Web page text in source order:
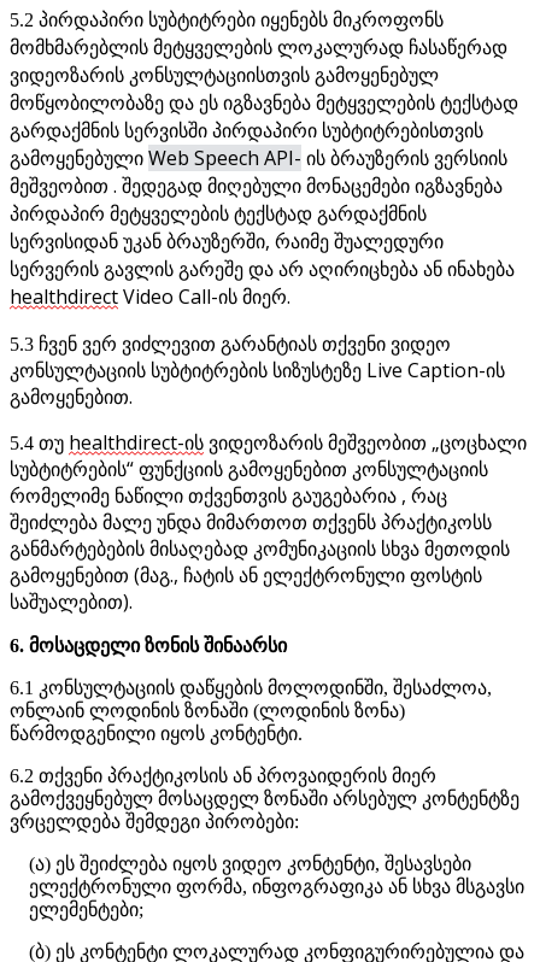
5.2 პირდაპირი სუბტიტრებიიყენებსმიკროფონს
მომხმარებლისმეტყველებისლოკალურად ჩასაწერად
ვიდეოზარის კონსულტაციისთვისგამოყენებულ
მოწყობილობაზედა ესიგზავნებამეტყველებისტექსტად
გარდაქმნის სერვისში პირდაპირი სუბტიტრებისთვის
გამოყენებული Web Speech API- ის ბრაუზერის ვერსიის
მეშვეობით . შედეგადმიღებულიმონაცემებიიგზავნება
პირდაპირ მეტყველებისტექსტადგარდაქმნის
სერვისიდანუკანბრაუზერში, რაიმეშუალედური
სერვერისგავლისგარეშედაარ აღირიცხებაანინახება
healthdirectVideo Call-ისმიერ.
5.3 ჩვენ ვერ ვიძლევით გარანტიასთქვენი ვიდეო
კონსულტაციის სუბტიტრების სიზუსტეზე Live Caption-ის
გამოყენებით.
5.4 თუ healthdirect-ის ვიდეოზარის მეშვეობით „ცოცხალი
სუბტიტრების“ფუნქციისგამოყენებით კონსულტაციის
რომელიმე ნაწილითქვენთვისგაუგებარია , რაც
შეიძლებამალეუნდამიმართოთ თქვენსპრაქტიკოსს
განმარტებებისმისაღებად კომუნიკაციის სხვამეთოდის
გამოყენებით (მაგ., ჩატისან ელექტრონულიფოსტის
საშუალებით).
6. მოსაცდელი ზონის შინაარსი
6.1 კონსულტაციის დაწყების მოლოდინში, შესაძლოა,
ონლაინ ლოდინის ზონაში (ლოდინის ზონა)
წარმოდგენილი იყოს კონტენტი.
6.2 თქვენი პრაქტიკოსის ან პროვაიდერის მიერ
გამოქვეყნებულ მოსაცდელ ზონაში არსებულ კონტენტზე
ვრცელდება შემდეგი პირობები:
(ა) ეს შეიძლება იყოს ვიდეო კონტენტი, შესავსები
ელექტრონული ფორმა, ინფოგრაფიკა ან სხვა მსგავსი
ელემენტები;
(ბ) ეს კონტენტი ლოკალურად კონფიგურირებულია და